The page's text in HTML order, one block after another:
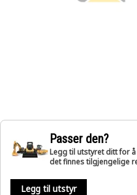
Passer den?
Legg til utstyret ditt for
det finnes tilgjengelige
Legg til utstyr